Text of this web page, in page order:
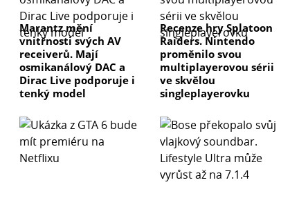
Marantz mění
vnitřnosti svých AV
receiverů. Mají
osmikanálový DAC a
Dirac Live podporuje i
tenký model
Recenze hry Splatoon
Raiders. Nintendo
proměnilo svou
multiplayerovou sérii
ve skvělou
singleplayerovku